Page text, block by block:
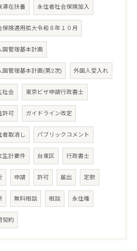
滞在扶養 永住者社会保険加入
保険適用拡大令和８年１０月
国管理基本計画
国管理基本計画(第2次) 外国人受入れ
社会 東京ビザ申請行政書士
許可 ガイドライン改定
者取消し パブリックコメント
生計要件 台東区 行政書士
申請 許可 届出 定款
無料相談 相談 永住権
契約